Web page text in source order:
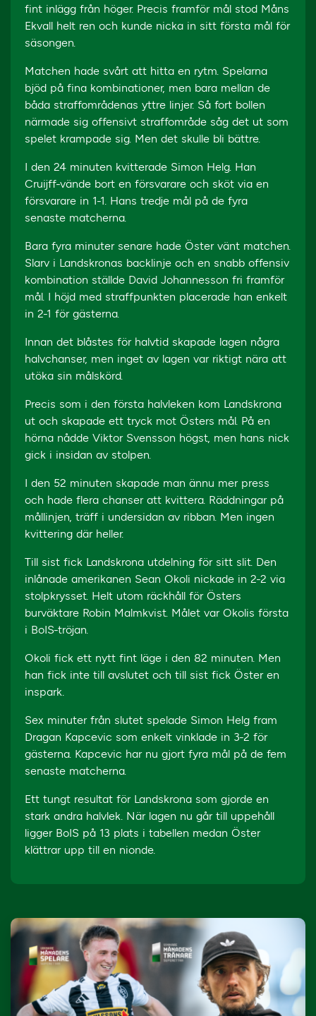
fint inlägg från höger. Precis framför mål stod Måns
Ekvall helt ren och kunde nicka in sitt första mål för
säsongen.
Matchen hade svårt att hitta en rytm. Spelarna
bjöd på fina kombinationer, men bara mellan de
båda straffområdenas yttre linjer. Så fort bollen
närmade sig offensivt straffområde såg det ut som
spelet krampade sig. Men det skulle bli bättre.
I den 24 minuten kvitterade Simon Helg. Han
Cruijff-vände bort en försvarare och sköt via en
försvarare in 1-1. Hans tredje mål på de fyra
senaste matcherna.
Bara fyra minuter senare hade Öster vänt matchen.
Slarv i Landskronas backlinje och en snabb offensiv
kombination ställde David Johannesson fri framför
mål. I höjd med straffpunkten placerade han enkelt
in 2-1 för gästerna.
Innan det blåstes för halvtid skapade lagen några
halvchanser, men inget av lagen var riktigt nära att
utöka sin målskörd.
Precis som i den första halvleken kom Landskrona
ut och skapade ett tryck mot Östers mål. På en
hörna nådde Viktor Svensson högst, men hans nick
gick i insidan av stolpen.
I den 52 minuten skapade man ännu mer press
och hade flera chanser att kvittera. Räddningar på
mållinjen, träff i undersidan av ribban. Men ingen
kvittering där heller.
Till sist fick Landskrona utdelning för sitt slit. Den
inlånade amerikanen Sean Okoli nickade in 2-2 via
stolpkrysset. Helt utom räckhåll för Östers
burväktare Robin Malmkvist. Målet var Okolis första
i BoIS-tröjan.
Okoli fick ett nytt fint läge i den 82 minuten. Men
han fick inte till avslutet och till sist fick Öster en
inspark.
Sex minuter från slutet spelade Simon Helg fram
Dragan Kapcevic som enkelt vinklade in 3-2 för
gästerna. Kapcevic har nu gjort fyra mål på de fem
senaste matcherna.
Ett tungt resultat för Landskrona som gjorde en
stark andra halvlek. När lagen nu går till uppehåll
ligger BoIS på 13 plats i tabellen medan Öster
klättrar upp till en nionde.